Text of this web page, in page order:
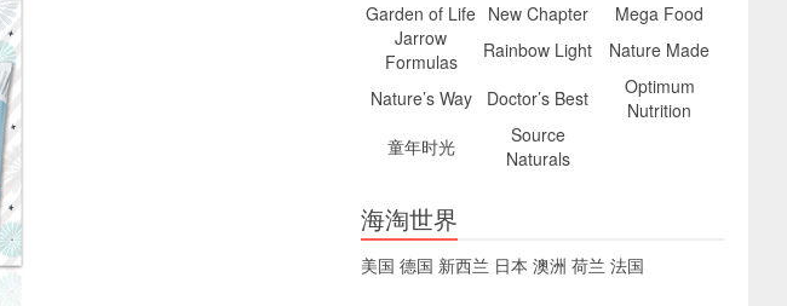
Garden of Life New Chapter
Mega Food
Jarrow
Formulas
Rainbow Light
Nature Made
Nature’s Way
Doctor’s Best
Optimum
Nutrition
童年时光
Source
Naturals
海淘世界
美国 德国 新西兰 日本 澳洲 荷兰 法国